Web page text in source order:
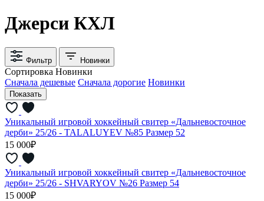
Джерси КХЛ
Фильтр Новинки
Сортировка Новинки
Сначала дешевые Сначала дорогие Новинки
Уникальный игровой хоккейный свитер «Дальневосточное
дерби» 25/26 - TALALUYEV №85 Размер 52
15 000₽
Уникальный игровой хоккейный свитер «Дальневосточное
дерби» 25/26 - SHVARYOV №26 Размер 54
15 000₽